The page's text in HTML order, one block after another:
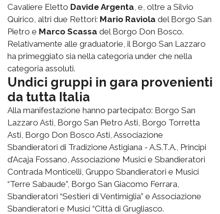
Cavaliere Eletto Davide Argenta , e, oltre a Silvio
Quirico, altri due Rettori: Mario Raviola del Borgo San
Pietro e Marco Scassa del Borgo Don Bosco.
Relativamente alle graduatorie, il Borgo San Lazzaro
ha primeggiato sia nella categoria under che nella
categoria assoluti.
Undici gruppi in gara provenienti
da tutta Italia
Alla manifestazione hanno partecipato: Borgo San
Lazzaro Asti, Borgo San Pietro Asti, Borgo Torretta
Asti, Borgo Don Bosco Asti, Associazione
Sbandieratori di Tradizione Astigiana - A.S.T.A., Principi
d’Acaja Fossano, Associazione Musici e Sbandieratori
Contrada Monticelli, Gruppo Sbandieratori e Musici
“Terre Sabaude”, Borgo San Giacomo Ferrara,
Sbandieratori “Sestieri di Ventimiglia” e Associazione
Sbandieratori e Musici “Città di Grugliasco.